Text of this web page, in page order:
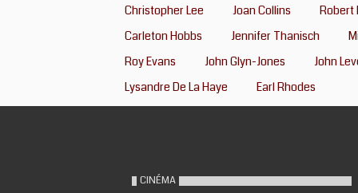
Christopher Lee Joan Collins
Robert
Carleton Hobbs
Jennifer Thanisch
Roy Evans
John Glyn-Jones
John
Lysandre De La Haye
Earl Rhodes
CINÉMA